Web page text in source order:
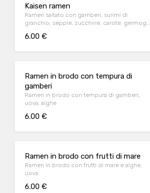
Kaisen ramen
Ramen saltato con gamberi, surimi di
granchio, seppie, zucchine, carote, germogli
6.00 €
Ramen in brodo con tempura di
gamberi
Ramen in brodo con tempura di gamberi,
uova, alghe
6.00 €
Ramen in brodo con frutti di mare
Ramen in brodo con frutti di mare e alghe,
uova
6.00 €